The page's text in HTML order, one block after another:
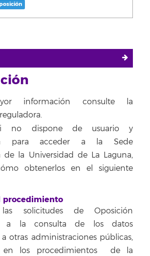
información consulte la
no dispone de usuario y
para acceder a la Sede
de la Universidad de La Laguna,
obtenerlos en el siguiente
procedimiento
las solicitudes de Oposición
a la consulta de los datos
a otras administraciones públicas,
en los procedimientos de la